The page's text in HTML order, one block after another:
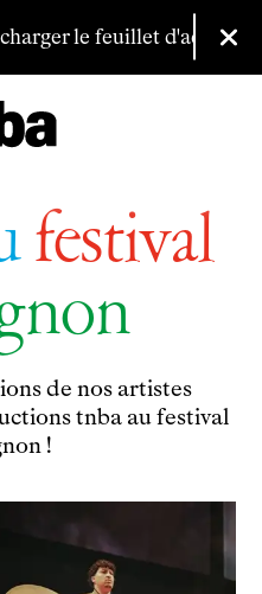
le feuillet d'adhésion
festival
de nos artistes
tnba au festival
!
de Chaillé
national